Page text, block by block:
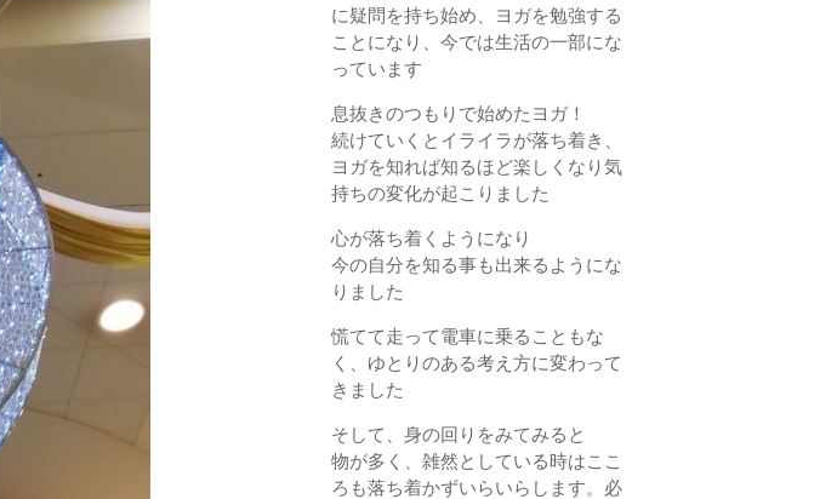
に疑問を持ち始め、ヨガを勉強する
ことになり、今では生活の一部にな
っています
息抜きのつもりで始めたヨガ！
続けていくとイライラが落ち着き、
ヨガを知れば知るほど楽しくなり気
持ちの変化が起こりました
心が落ち着くようになり
今の自分を知る事も出来るようにな
りました
慌てて走って電車に乗ることもな
く、ゆとりのある考え方に変わって
きました
そして、身の回りをみてみると
物が多く、雑然としている時はここ
ろも落ち着かずいらいらします。必